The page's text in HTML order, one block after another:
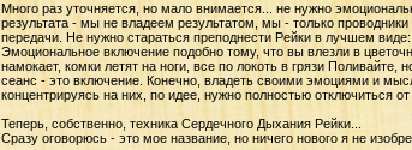
Много раз уточняется, но мало внимается... не нужно
результата - мы не владеем результатом, мы - только
передачи. Не нужно стараться преподнести Рейки в лучшем
Эмоциональное включение подобно тому, что вы влезли в
намокает, комки летят на ноги, все по локоть в грязи
сеанс - это включение. Конечно, владеть своими эмоциями и
концентрируясь на них, по идее, нужно полностью отключиться
Теперь, собственно, техника Сердечного Дыхания Рейки...
Сразу оговорюсь - это мое название, но ничего нового я не